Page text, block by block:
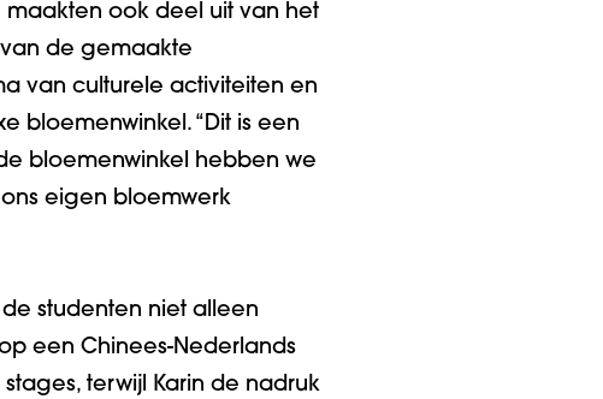
maakten ook deel uit van het
de gemaakte
van culturele activiteiten en
bloemenwinkel. “Dit is een
bloemenwinkel hebben we
eigen bloemwerk
studenten niet alleen
een Chinees-Nederlands
terwijl Karin de nadruk